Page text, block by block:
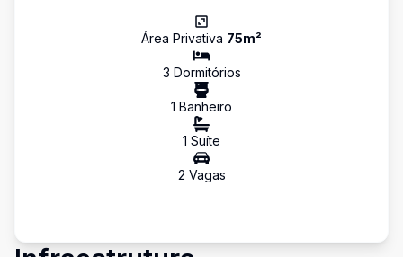
Área Privativa 75m²
3 Dormitórios
1 Banheiro
1 Suíte
2 Vagas